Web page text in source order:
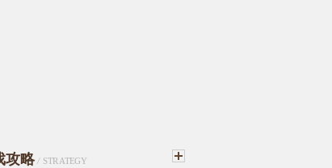
攻略 / STRATEGY